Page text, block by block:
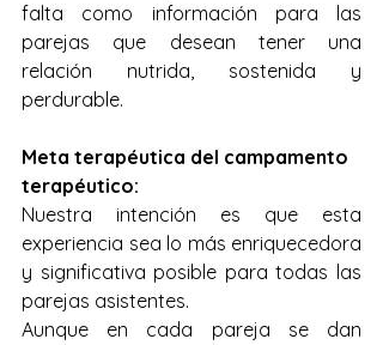
falta como información para las
parejas que desean tener una
relación nutrida, sostenida y
perdurable.
Meta terapéutica del campamento
terapéutico:
Nuestra intención es que esta
experiencia sea lo más enriquecedora
y significativa posible para todas las
parejas asistentes.
Aunque en cada pareja se dan